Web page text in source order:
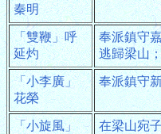
秦明
「雙鞭」呼
延灼
奉派鎮守
逃歸梁山
「小李廣」
花榮
奉派鎮守
「小旋風」
在梁山宛